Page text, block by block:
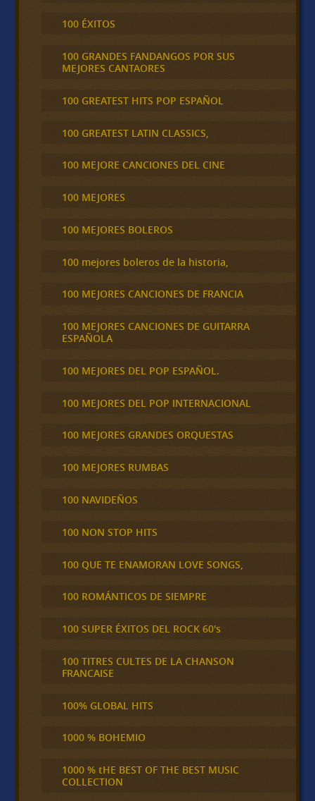
100 ÉXITOS
100 GRANDES FANDANGOS POR SUS
MEJORES CANTAORES
100 GREATEST HITS POP ESPAÑOL
100 GREATEST LATIN CLASSICS,
100 MEJORE CANCIONES DEL CINE
100 MEJORES
100 MEJORES BOLEROS
100 mejores boleros de la historia,
100 MEJORES CANCIONES DE FRANCIA
100 MEJORES CANCIONES DE GUITARRA
ESPAÑOLA
100 MEJORES DEL POP ESPAÑOL.
100 MEJORES DEL POP INTERNACIONAL
100 MEJORES GRANDES ORQUESTAS
100 MEJORES RUMBAS
100 NAVIDEÑOS
100 NON STOP HITS
100 QUE TE ENAMORAN LOVE SONGS,
100 ROMÁNTICOS DE SIEMPRE
100 SUPER ÉXITOS DEL ROCK 60's
100 TITRES CULTES DE LA CHANSON
FRANCAISE
100% GLOBAL HITS
1000 % BOHEMIO
1000 % tHE BEST OF THE BEST MUSIC
COLLECTION